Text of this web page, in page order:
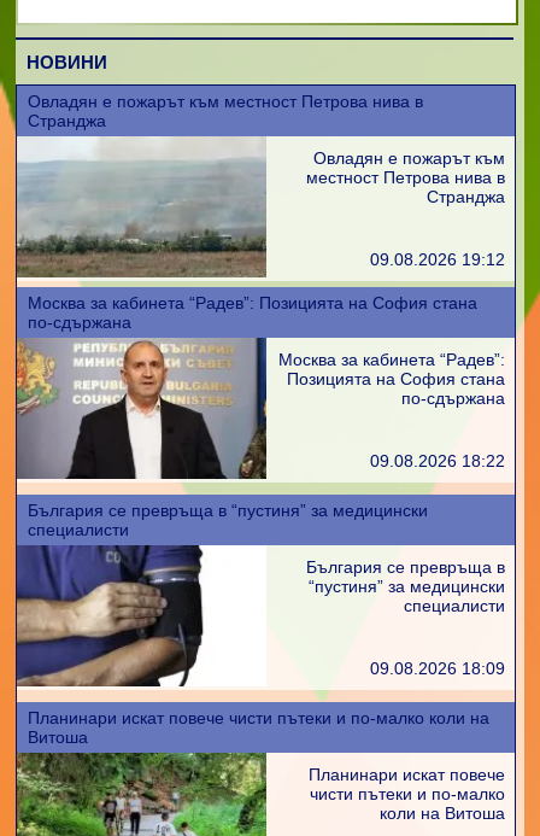
НОВИНИ
Овладян е пожарът към местност Петрова нива в
Странджа
Овладян е пожарът към
местност Петрова нива в
Странджа
09.08.2026 19:12
Москва за кабинета “Радев”: Позицията на София стана
по-сдържана
Москва за кабинета “Радев”:
Позицията на София стана
по-сдържана
09.08.2026 18:22
България се превръща в “пустиня” за медицински
специалисти
България се превръща в
“пустиня” за медицински
специалисти
09.08.2026 18:09
Планинари искат повече чисти пътеки и по-малко коли на
Витоша
Планинари искат повече
чисти пътеки и по-малко
коли на Витоша